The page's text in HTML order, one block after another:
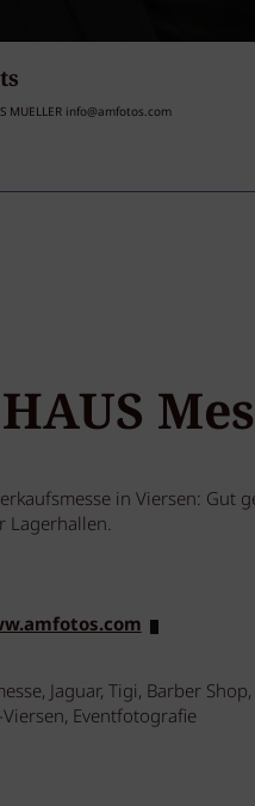
MUELLER info@amfotos.com
in Viersen:
Lagerhallen.
Jaguar, Tigi, Barber
Eventfotografie